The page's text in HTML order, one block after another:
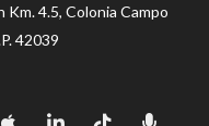
4.5, Colonia Campo
42039